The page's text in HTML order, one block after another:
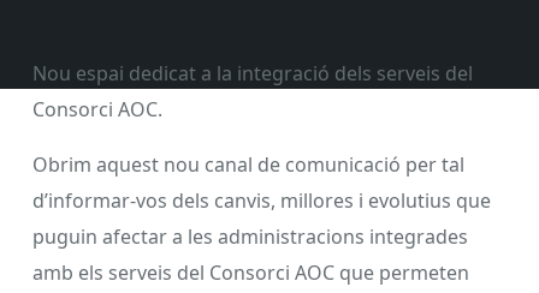
Nou espai dedicat a la integració dels serveis del
Consorci AOC.
Obrim aquest nou canal de comunicació per tal
d’informar-vos dels canvis, millores i evolutius que
puguin afectar a les administracions integrades
amb els serveis del Consorci AOC que permeten